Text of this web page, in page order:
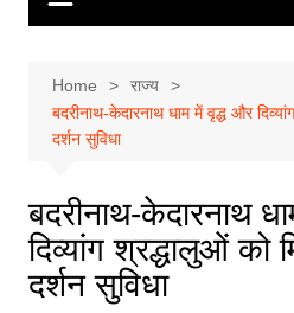
Home
राज्य
बदरीनाथ-केदारनाथ धाम में वृद्ध और
दर्शन सुविधा
बदरीनाथ-केदारनाथ
दिव्यांग श्रद्धालुओं को
दर्शन सुविधा